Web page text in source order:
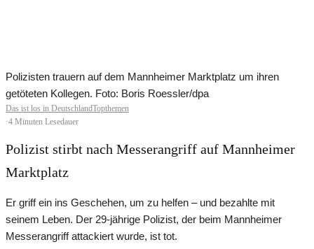
Polizisten trauern auf dem Mannheimer Marktplatz um ihren
getöteten Kollegen. Foto: Boris Roessler/dpa
Das ist los in DeutschlandTopthemen
·4 Minuten Lesedauer
Polizist stirbt nach Messerangriff auf Mannheimer
Marktplatz
Er griff ein ins Geschehen, um zu helfen – und bezahlte mit
seinem Leben. Der 29-jährige Polizist, der beim Mannheimer
Messerangriff attackiert wurde, ist tot.